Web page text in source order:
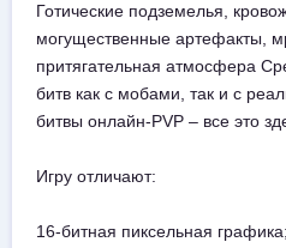
Готические подземелья,
могущественные артефакты,
притягательная атмосфера
битв как с мобами, так и с
битвы онлайн-PVP – все это
Игру отличают:
16-битная пиксельная графика;